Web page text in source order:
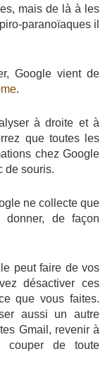
mais de là à les
paranoïaques il
Google vient de
.
à droite et à
que toutes les
chez Google
de souris.
ne collecte que
donner, de façon
peut faire de vos
désactiver ces
que vous faites.
aussi un autre
Gmail, revenir à
couper de toute